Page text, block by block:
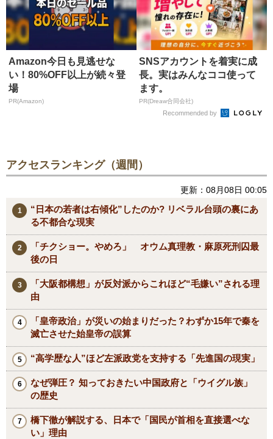
Amazon今日も見逃せな
い！80%OFF以上が続々登
場
PR(Amazon)
SNSアカウントを着実に成
長。実はみんなココ使って
ます。
PR(Dreaw合同会社)
Recommended by
アクセスランキング（週間）
更新：08月08日 00:05
“日本の若者は右傾化”したのか? リベラル台頭の裏にあ
る不都合な現実
「チクショー。やめろ」 オウム真理教・麻原死刑囚最
後の日
「大阪都構想」が反対派からこれほど“毛嫌い”される理
由
「皇帝政治」が災いの始まりだった？わずか15年で秦を
滅亡させた始皇帝の誤算
“高学歴な人”ほど左派政党を支持する「先進国の現実」
なぜ弾圧？ 知っておきたい中国政府と「ウイグル族」
の歴史
橋下徹が解説する、日本で「国民が首相を直接選べな
い」理由